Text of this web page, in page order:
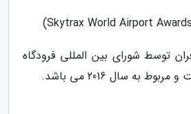
توسط شورای بین المللی فرودگاه
به سال 2016 می باشد.